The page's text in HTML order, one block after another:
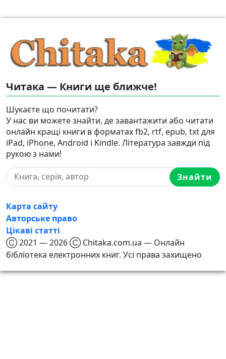
Читака — Книги ще ближче!
Шукаєте що почитати?
У нас ви можете знайти, де завантажити або читати
онлайн кращі книги в форматах fb2, rtf, epub, txt для
iPad, iPhone, Android і Kindle. Література завжди під
рукою з нами!
Знайти
Карта сайту
Авторське право
Цікаві статті
Ⓒ 2021 — 2026 Ⓒ Chitaka.com.ua — Онлайн
бібліотека електронних книг. Усі права захищено